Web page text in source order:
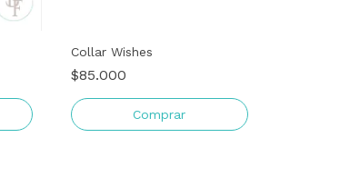
Collar Wishes
$85.000
Comprar